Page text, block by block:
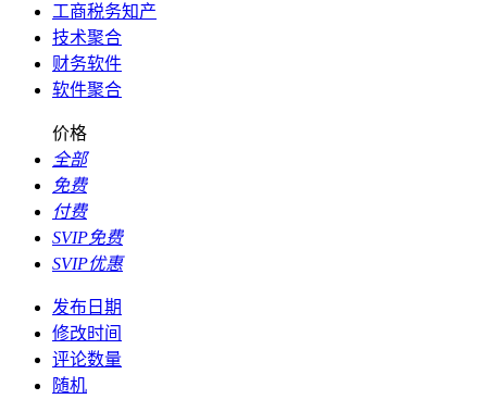
工商税务知产
技术聚合
财务软件
软件聚合
价格
全部
免费
付费
SVIP免费
SVIP优惠
发布日期
修改时间
评论数量
随机